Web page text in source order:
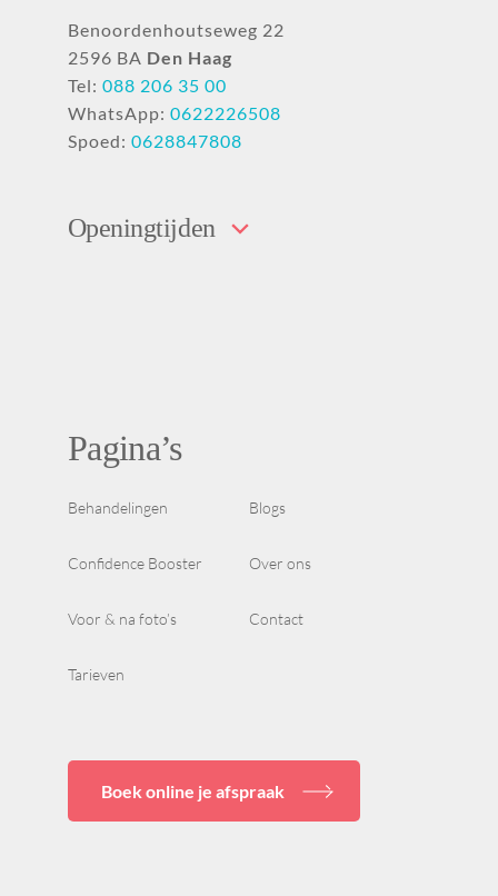
Benoordenhoutseweg 22
2596 BA Den Haag
Tel: 088 206 35 00
WhatsApp: 0622226508
Spoed: 0628847808
Openingtijden
Pagina’s
Behandelingen Blogs
Confidence Booster Over ons
Voor & na foto’s Contact
Tarieven
Boek online je afspraak